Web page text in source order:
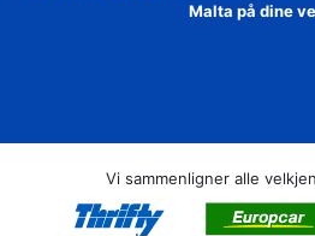
Malta på dine
Vi sammenligner alle